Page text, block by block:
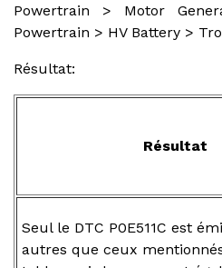
Powertrain > Motor
Powertrain > HV Battery >
Résultat:
Résultat
Seul le DTC P0E511C est
autres que ceux